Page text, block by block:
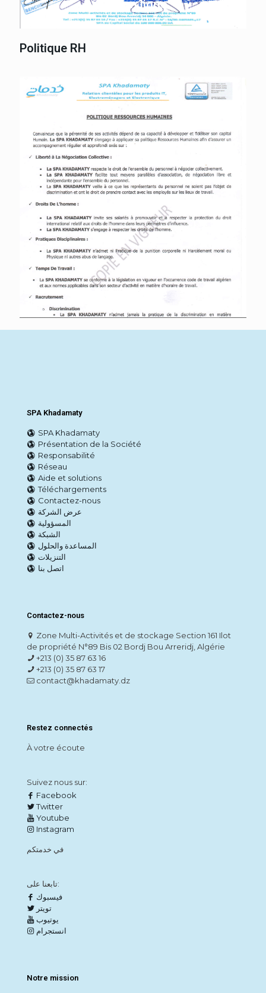
Lire en ligne
Politique RH
SPA Khadamaty
SPA Khadamaty
Présentation de la Société
Responsabilité
Réseau
Aide et solutions
Téléchargements
Contactez-nous
عرض الشركة
المسؤولية
الشبكة
المساعدة والحلول
التنزيلات
اتصل بنا
Contactez-nous
Zone Multi-Activités et de stockage Section 161 Ilot
de propriété N°89 Bis 02 Bordj Bou Arreridj, Algérie
+213 (0) 35 87 63 16
+213 (0) 35 87 63 17
contact@khadamaty.dz
Restez connectés
À votre écoute
Suivez nous sur:
Facebook
Twitter
Youtube
Instagram
في خدمتكم
تابعنا على:
فيسبوك
تويتر
يوتيوب
انستجرام
Notre mission